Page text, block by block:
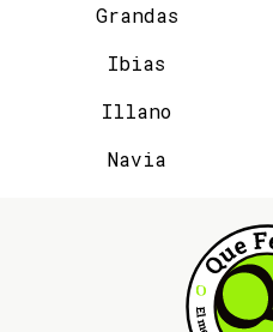
Grandas
Ibias
Illano
Navia